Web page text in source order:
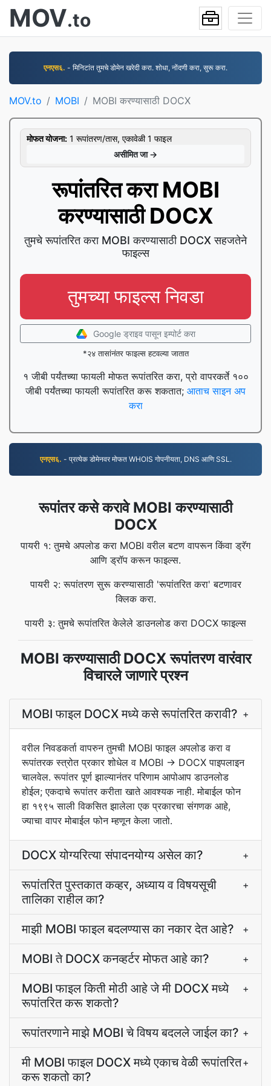
MOV.to
एनएस६. - मिनिटांत तुमचे डोमेन खरेदी करा. शोधा, नोंदणी करा, सुरू करा.
MOV.to MOBI MOBI करण्यासाठी DOCX
मोफत योजना: 1 रूपांतरण/तास, एकावेळी 1 फाइल
असीमित जा →
रूपांतरित करा MOBI
करण्यासाठी DOCX
तुमचे रूपांतरित करा MOBI करण्यासाठी DOCX सहजतेने
फाइल्स
तुमच्या फाइल्स निवडा
Google ड्राइव पासून इम्पोर्ट करा
*२४ तासांनंतर फाइल्स हटवल्या जातात
१ जीबी पर्यंतच्या फायली मोफत रूपांतरित करा, प्रो वापरकर्ते १००
जीबी पर्यंतच्या फायली रूपांतरित करू शकतात; आताच साइन अप
करा
एनएस६. - प्रत्येक डोमेनवर मोफत WHOIS गोपनीयता, DNS आणि SSL.
रूपांतर कसे करावे MOBI करण्यासाठी
DOCX
पायरी १: तुमचे अपलोड करा MOBI वरील बटण वापरून किंवा ड्रॅग
आणि ड्रॉप करून फाइल्स.
पायरी २: रूपांतरण सुरू करण्यासाठी 'रूपांतरित करा' बटणावर
क्लिक करा.
पायरी ३: तुमचे रूपांतरित केलेले डाउनलोड करा DOCX फाइल्स
MOBI करण्यासाठी DOCX रूपांतरण वारंवार
विचारले जाणारे प्रश्न
MOBI फाइल DOCX मध्ये कसे रूपांतरित करावी? +
वरील निवडकर्ता वापरुन तुमची MOBI फाइल अपलोड करा व
रूपांतरक स्त्रोत प्रकार शोधेल व MOBI → DOCX पाइपलाइन
चालवेल. रूपांतर पूर्ण झाल्यानंतर परिणाम आपोआप डाउनलोड
होईल; एकदाचे रूपांतर करीता खाते आवश्यक नाही. मोबाईल फोन
हा १९९५ साली विकसित झालेला एक प्रकारचा संगणक आहे,
ज्याचा वापर मोबाईल फोन म्हणून केला जातो.
DOCX योग्यरित्या संपादनयोग्य असेल का? +
रूपांतरित पुस्तकात कव्हर, अध्याय व विषयसूची
तालिका राहील का?
+
माझी MOBI फाइल बदलण्यास का नकार देत आहे? +
MOBI ते DOCX कनव्हर्टर मोफत आहे का? +
MOBI फाइल किती मोठी आहे जे मी DOCX मध्ये
रूपांतरित करू शकतो?
+
रूपांतरणाने माझे MOBI चे विषय बदलले जाईल का? +
मी MOBI फाइल DOCX मध्ये एकाच वेळी रूपांतरित
करू शकतो का?
+